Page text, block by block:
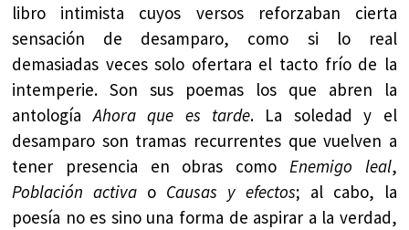
libro intimista cuyos versos reforzaban cierta
sensación de desamparo, como si lo real
demasiadas veces solo ofertara el tacto frío de la
intemperie. Son sus poemas los que abren la
antologíaAhora que es tarde. La soledad y el
desamparo son tramas recurrentes que vuelven a
tener presencia en obras como Enemigo leal,
Población activa o Causas y efectos; al cabo, la
poesía no es sino una forma de aspirar a la verdad,